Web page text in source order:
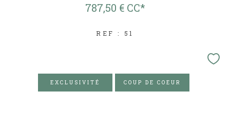
787,50 € CC*
REF : 51
EXCLUSIVITÉ COUP DE COEUR